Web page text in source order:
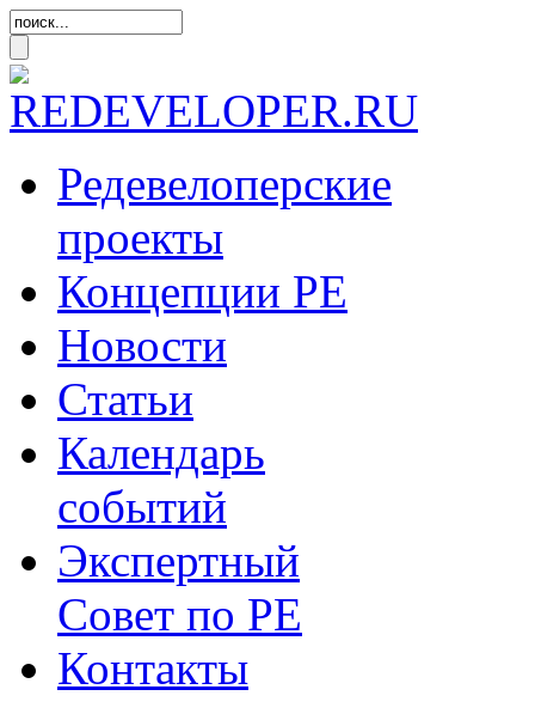
Редевелоперские
проекты
Концепции РЕ
Новости
Статьи
Календарь
событий
Экспертный
Совет по РЕ
Контакты